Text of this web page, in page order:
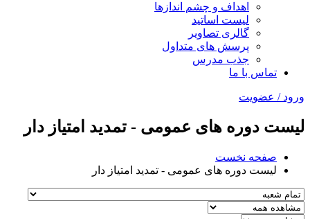
اهداف و چشم اندازها
لیست اساتید
گالری تصاویر
پرسش های متداول
جذب مدرس
تماس با ما
ورود / عضویت
لیست دوره های عمومی - تمدید امتیاز دار
صفحه نخست
لیست دوره های عمومی - تمدید امتیاز دار